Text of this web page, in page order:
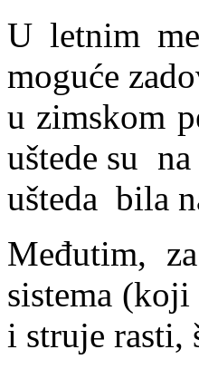
U letnim
moguće
u zimskom
uštede su
ušteda bila
Međutim,
sistema
i struje rasti,